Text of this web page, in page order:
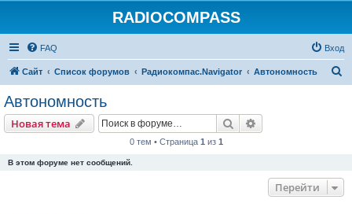
RADIOCOMPASS
FAQ Вход
Сайт Список форумов Радиокомпас.Navigator Автономность
Автономность
Новая тема Поиск
0 тем • Страница 1 из 1
В этом форуме нет сообщений.
Перейти